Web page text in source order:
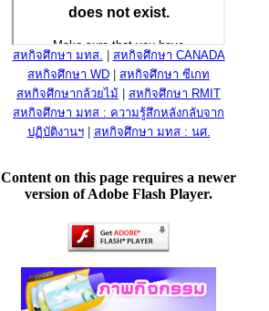
สหกิจศึกษา มทส.
สหกิจศึกษา CANADA
สหกิจศึกษา WD
สหกิจศึกษา ซีเกท
สหกิจศึกษากล้วยไม้
สหกิจศึกษา RMIT
สหกิจศึกษา มทส : ความรู้สึกหลังกลับจาก
ปฏิบัติงานฯ| สหกิจศึกษา มทส : นศ.
Content on this page requires a newer
version of Adobe Flash Player.